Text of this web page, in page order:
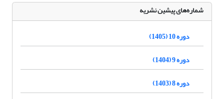
شماره‌های پیشین نشریه
دوره 10 (1405)
دوره 9 (1404)
دوره 8 (1403)